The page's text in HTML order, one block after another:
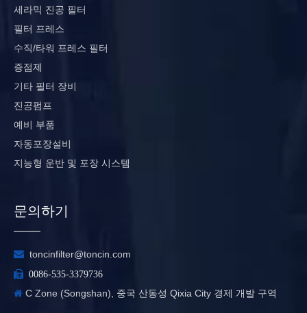
세라믹 진공 필터
필터 프레스
수직/타워 프레스 필터
증점제
기타 필터 장비
진공펌프
예비 부품
자동포장설비
지능형 운반 및 포장 시스템
문의하기
 toncinfilter@toncin.com
 0086-535-3379736
 C Zone (Songshan), 중국 산동성 Qixia City 경제 개발 구역